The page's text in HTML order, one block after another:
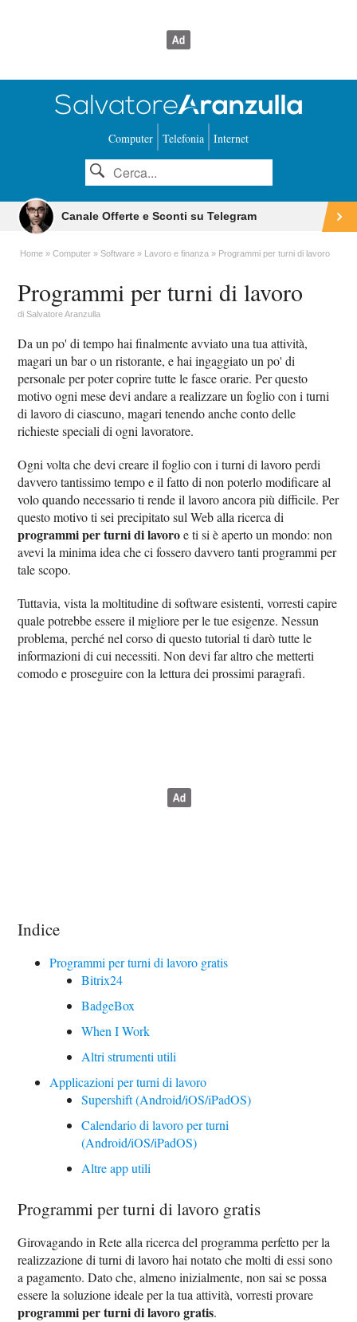
Computer Telefonia Internet
Canale Offerte e Sconti su Telegram
Home Computer Software Lavoro e finanza Programmi per turni di lavoro
Programmi per turni di lavoro
diSalvatore Aranzulla
Da un po' di tempo hai finalmente avviato una tua attività,
magari un bar o un ristorante, e hai ingaggiato un po' di
personale per poter coprire tutte le fasce orarie. Per questo
motivo ogni mese devi andare a realizzare un foglio con i turni
di lavoro di ciascuno, magari tenendo anche conto delle
richieste speciali di ogni lavoratore.
Ogni volta che devi creare il foglio con i turni di lavoro perdi
davvero tantissimo tempo e il fatto di non poterlo modificare al
volo quando necessario ti rende il lavoro ancora più difficile. Per
questo motivo ti sei precipitato sul Web alla ricerca di
programmi per turni di lavoroe ti si è aperto un mondo: non
avevi la minima idea che ci fossero davvero tanti programmi per
tale scopo.
Tuttavia, vista la moltitudine di software esistenti, vorresti capire
quale potrebbe essere il migliore per le tue esigenze. Nessun
problema, perché nel corso di questo tutorial ti darò tutte le
informazioni di cui necessiti. Non devi far altro che metterti
comodo e proseguire con la lettura dei prossimi paragrafi.
Indice
Programmi per turni di lavoro gratis
Bitrix24
BadgeBox
When I Work
Altri strumenti utili
Applicazioni per turni di lavoro
Supershift (Android/iOS/iPadOS)
Calendario di lavoro per turni
(Android/iOS/iPadOS)
Altre app utili
Programmi per turni di lavoro gratis
Girovagando in Rete alla ricerca del programma perfetto per la
realizzazione di turni di lavoro hai notato che molti di essi sono
a pagamento. Dato che, almeno inizialmente, non sai se possa
essere la soluzione ideale per la tua attività, vorresti provare
programmi per turni di lavoro gratis.